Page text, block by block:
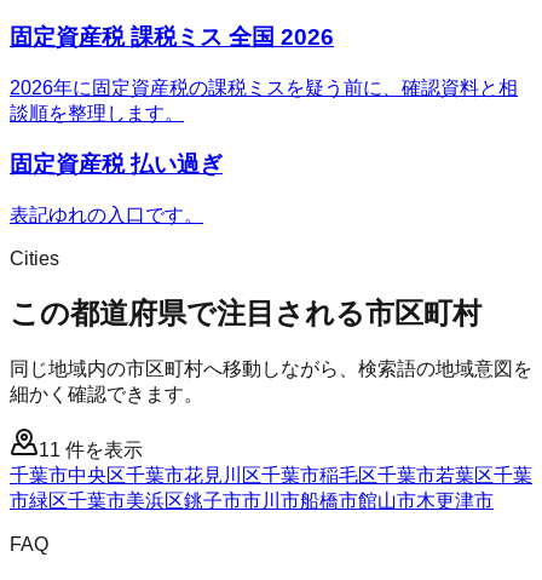
固定資産税 課税ミス 全国 2026
2026年に固定資産税の課税ミスを疑う前に、確認資料と相
談順を整理します。
固定資産税 払い過ぎ
表記ゆれの入口です。
Cities
この都道府県で注目される市区町村
同じ地域内の市区町村へ移動しながら、検索語の地域意図を
細かく確認できます。
11 件を表示
千葉市中央区千葉市花見川区千葉市稲毛区千葉市若葉区千葉
市緑区千葉市美浜区銚子市市川市船橋市館山市木更津市
FAQ